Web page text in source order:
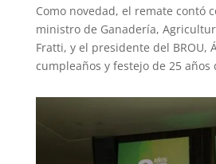
Como novedad, el remate contó
ministro de Ganadería,
Fratti, y el presidente del BROU,
cumpleaños y festejo de 25 años